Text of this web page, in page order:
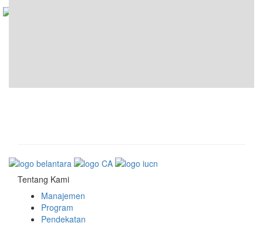
Tentang Kami
Manajemen
Program
Pendekatan